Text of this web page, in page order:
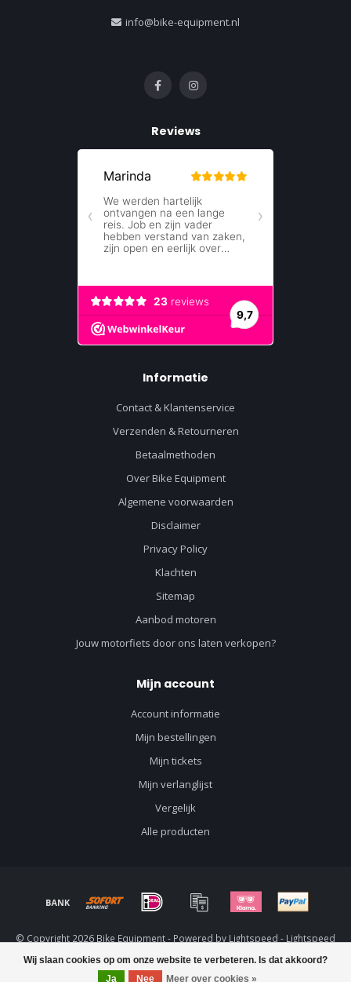
Wij slaan cookies op om onze website te verbeteren. Is dat akkoord?
Ja
Nee Meer over cookies »
info@bike-equipment.nl
Reviews
Informatie
Contact & Klantenservice
Verzenden & Retourneren
Betaalmethoden
Over Bike Equipment
Algemene voorwaarden
Disclaimer
Privacy Policy
Klachten
Sitemap
Aanbod motoren
Jouw motorfiets door ons laten verkopen?
Mijn account
Account informatie
Mijn bestellingen
Mijn tickets
Mijn verlanglijst
Vergelijk
Alle producten
© Copyright 2026 Bike Equipment - Powered by Lightspeed - Lightspeed
designbyDyvelopment